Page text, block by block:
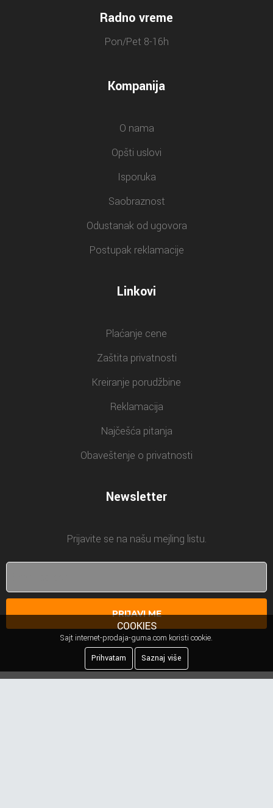
Radno vreme
Pon/Pet 8-16h
Kompanija
O nama
Opšti uslovi
Isporuka
Saobraznost
Odustanak od ugovora
Postupak reklamacije
Linkovi
Plaćanje cene
Zaštita privatnosti
Kreiranje porudžbine
Reklamacija
Najčešća pitanja
Obaveštenje o privatnosti
Newsletter
Prijavite se na našu mejling listu.
PRIJAVI ME
COOKIES
Sajt internet-prodaja-guma.com koristi cookie.
Prihvatam
Saznaj više